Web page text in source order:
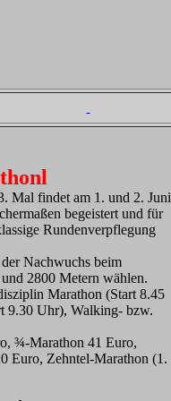
Mal findet am 1. und 2. Juni
begeistert und für
Rundenverpflegung
Nachwuchs beim
2800 Metern wählen.
Marathon (Start 8.45
9.30 Uhr), Walking- bzw.
¾-Marathon 41 Euro,
Euro, Zehntel-Marathon (1.